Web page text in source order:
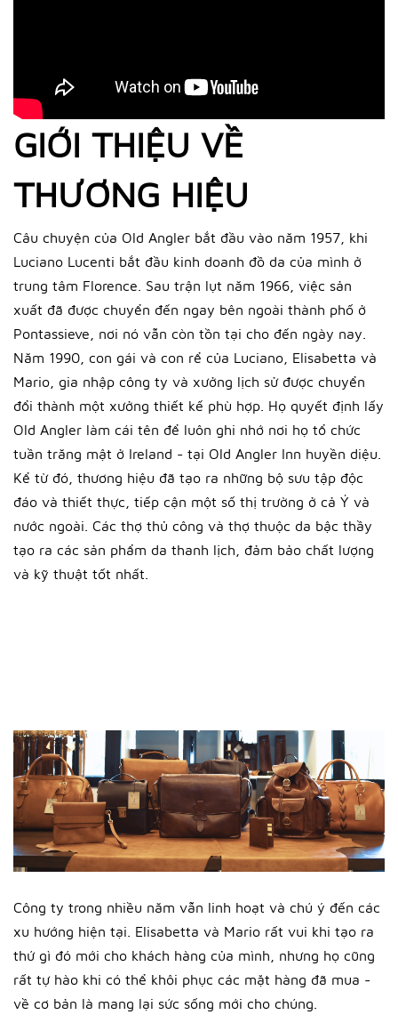
GIỚI THIỆU VỀ
THƯƠNG HIỆU
Câu chuyện của Old Angler bắt đầu vào năm 1957, khi
Luciano Lucenti bắt đầu kinh doanh đồ da của mình ở
trung tâm Florence. Sau trận lụt năm 1966, việc sản
xuất đã được chuyển đến ngay bên ngoài thành phố ở
Pontassieve, nơi nó vẫn còn tồn tại cho đến ngày nay.
Năm 1990, con gái và con rể của Luciano, Elisabetta và
Mario, gia nhập công ty và xưởng lịch sử được chuyển
đổi thành một xưởng thiết kế phù hợp. Họ quyết định lấy
Old Angler làm cái tên để luôn ghi nhớ nơi họ tổ chức
tuần trăng mật ở Ireland - tại Old Angler Inn huyền diệu.
Kể từ đó, thương hiệu đã tạo ra những bộ sưu tập độc
đáo và thiết thực, tiếp cận một số thị trường ở cả Ý và
nước ngoài. Các thợ thủ công và thợ thuộc da bậc thầy
tạo ra các sản phẩm da thanh lịch, đảm bảo chất lượng
và kỹ thuật tốt nhất.
Công ty trong nhiều năm vẫn linh hoạt và chú ý đến các
xu hướng hiện tại. Elisabetta và Mario rất vui khi tạo ra
thứ gì đó mới cho khách hàng của mình, nhưng họ cũng
rất tự hào khi có thể khôi phục các mặt hàng đã mua -
về cơ bản là mang lại sức sống mới cho chúng.